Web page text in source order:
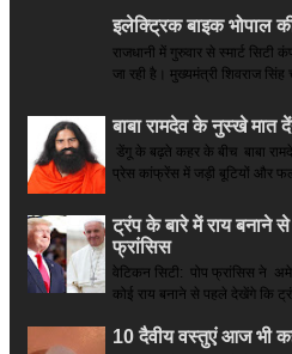
इलेक्ट्रिक बाइक भोपाल
राजधानी में गुरुवार से स्मार्ट
जा रही है। मुख्यमंत्री शिवराज सिंह
बाबा रामदेव के नुस्खे मात
डेंगू के बढ़ते कहर के बीच बाबा
प्रेस कांफ्रेंस में जड़ी बूटियों और
ट्रंप के बारे में राय बनाने
फ्रांसिस
वेटिकन सिटी: पोप फ्रांसिस ने
कोई राय बनाने से पहले देखेंगे कि
10 दैवीय वस्तुएं आज भी